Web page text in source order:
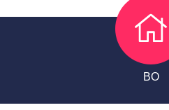
BO